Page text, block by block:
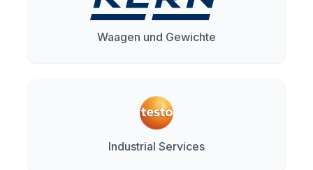
Waagen und Gewichte
Industrial Services